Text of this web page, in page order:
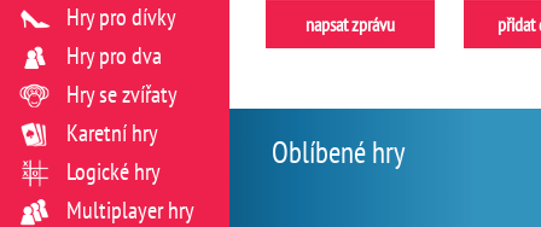
napsat zprávu přidat
Oblíbené hry
Hry pro dívky
Hry pro dva
Hry se zvířaty
Karetní hry
Logické hry
Multiplayer hry